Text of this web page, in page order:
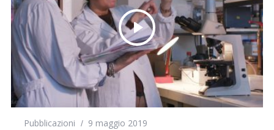
Pubblicazioni 9 maggio 2019